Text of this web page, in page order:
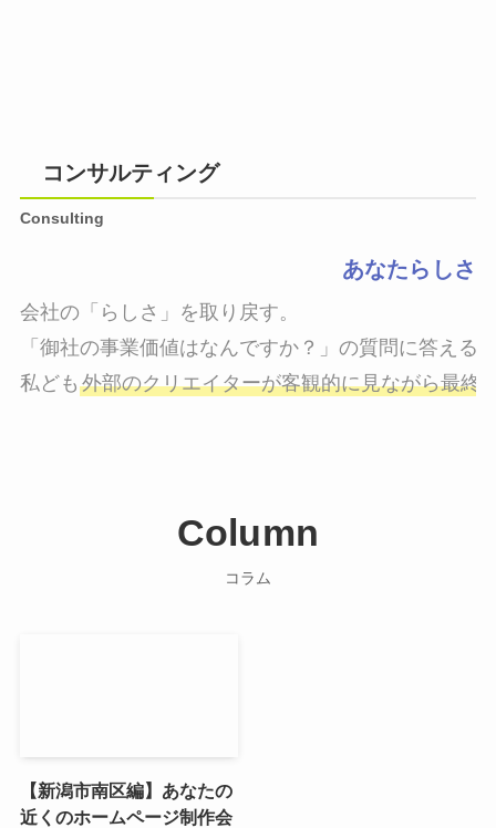
コンサルティング
Consulting
あなたらしさ
会社の「らしさ」を取り戻す。
「御社の事業価値はなんですか？」の質問に答える
私ども 外部のクリエイターが客観的に見ながら最終
Column
コラム
【新潟市南区編】あなたの
近くのホームページ制作会